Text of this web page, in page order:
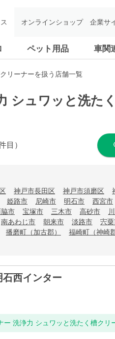
ペット用品 車関
オンラインショップ 企業サ
リーナーを扱う店舗一覧
シュワッと洗た
目）
神戸市長田区 神戸市須磨区
姫路市 尼崎市 明石市 西宮市
市 宝塚市 三木市 高砂市
南あわじ市 朝来市 淡路市 宍
播磨町（加古郡） 福崎町（神崎郡
西インター
洗浄力 シュワッと洗たく槽クリ